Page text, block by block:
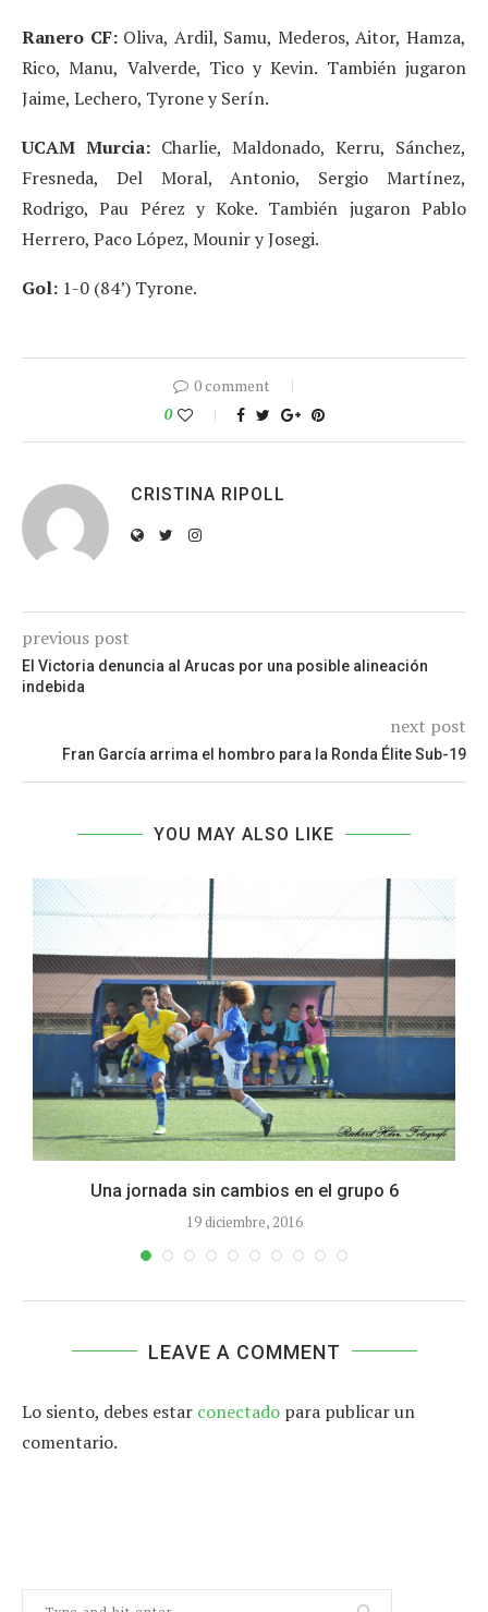
Ranero CF:Oliva, Ardil, Samu, Mederos, Aitor, Hamza,
Rico, Manu, Valverde, Tico y Kevin. También jugaron
Jaime, Lechero, Tyrone y Serín.
UCAM Murcia: Charlie, Maldonado, Kerru, Sánchez,
Fresneda, Del Moral, Antonio, Sergio Martínez,
Rodrigo, Pau Pérez y Koke. También jugaron Pablo
Herrero, Paco López, Mounir y Josegi.
Gol: 1-0 (84’) Tyrone.
0 comment
0
CRISTINA RIPOLL
previous post
El Victoria denuncia al Arucas por una posible alineación
indebida
next post
Fran García arrima el hombro para la Ronda Élite Sub-19
YOU MAY ALSO LIKE
Una jornada sin cambios en el grupo 6
19 diciembre, 2016
LEAVE A COMMENT
Lo siento, debes estar conectado para publicar un
comentario.